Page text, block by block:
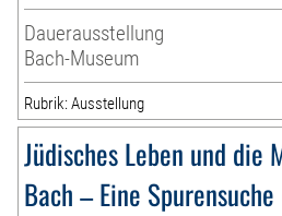
Dauerausstellung
Bach-Museum
Rubrik: Ausstellung
Jüdisches Leben und die
Bach – Eine Spurensuche